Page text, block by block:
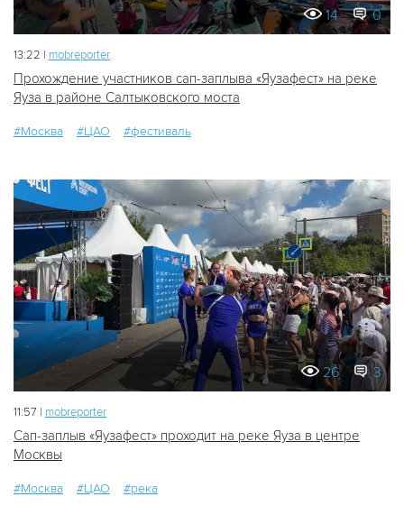
14 0
13:22 | mobreporter
Прохождение участников сап-заплыва «Яузафест» на реке
Яуза в районе Салтыковского моста
#Москва #ЦАО #фестиваль
26 3
11:57 | mobreporter
Сап-заплыв «Яузафест» проходит на реке Яуза в центре
Москвы
#Москва #ЦАО #река